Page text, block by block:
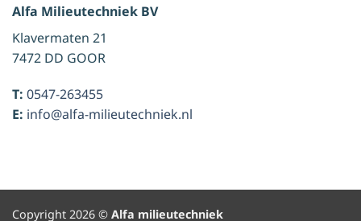
Alfa Milieutechniek BV
Klavermaten 21
7472 DD GOOR
T: 0547-263455
E: info@alfa-milieutechniek.nl
Copyright 2026 © Alfa milieutechniek